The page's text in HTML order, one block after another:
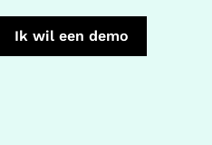
Ik wil een demo